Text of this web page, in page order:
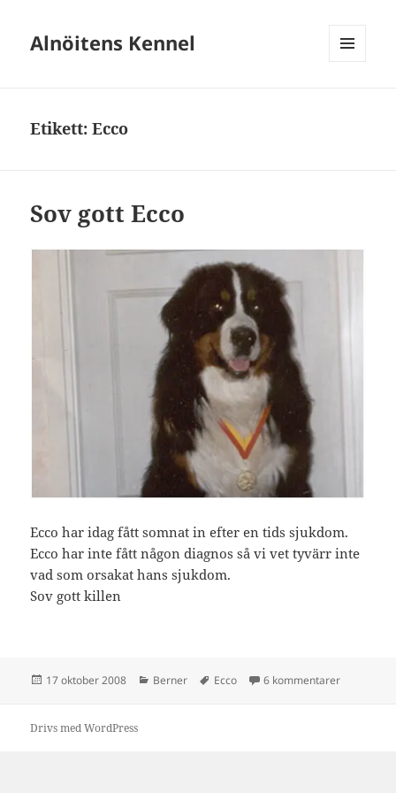
Alnöitens Kennel
Etikett:Ecco
Sov gott Ecco
Ecco har idag fått somnat in efter en tids sjukdom.
Ecco har inte fått någon diagnos så vi vet tyvärr inte
vad som orsakat hans sjukdom.
Sov gott killen
Postat
17 oktober 2008 Kategorier
Berner Taggar
Ecco 6 kommentarertill Sov gott
Drivs med WordPress